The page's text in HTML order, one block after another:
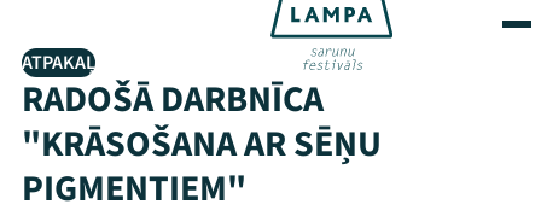
ATPAKAĻ
RADOŠĀ DARBNĪCA
"KRĀSOŠANA AR SĒŅU
PIGMENTIEM"